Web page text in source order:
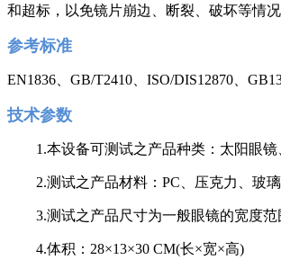
和超标，以免镜片崩边、断裂、破坏等情况
参考标准
EN1836、GB/T2410、ISO/DIS12870、
技术参数
1.本设备可测试之产品种类：太阳眼镜
2.测试之产品材料：PC、压克力、玻璃
3.测试之产品尺寸为一般眼镜的宽度范
4.体积：28×13×30 CM(长×宽×高)